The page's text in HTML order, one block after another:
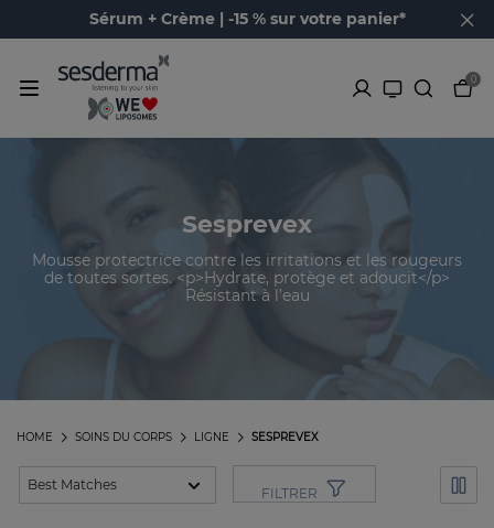
Sérum + Crème | -15 % sur votre panier*
0
Sesprevex
Mousse protectrice contre les irritations et les rougeurs
de toutes sortes. <p>Hydrate, protège et adoucit</p>
Résistant à l’eau
SESPREVEX
LIGNE
SOINS DU CORPS
HOME
FILTRER